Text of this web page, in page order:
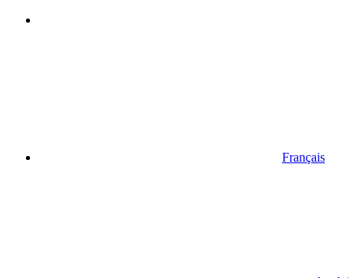
Français